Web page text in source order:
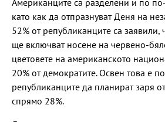
като как да отпразнуват Деня на
52% от републиканците са заявили,
ще включват носене на червено-
цветовете на американското
20% от демократите. Освен това е
републиканците да планират заря
спрямо 28%.